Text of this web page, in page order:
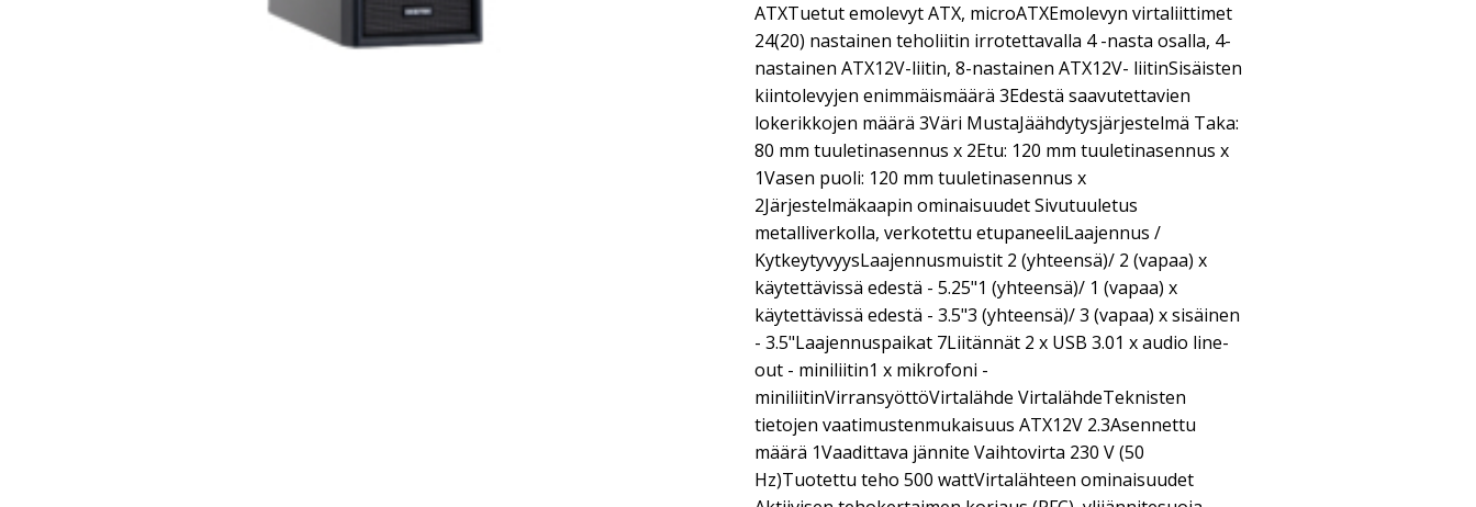
ATXTuetut emolevyt ATX, microATXEmolevyn virtaliittimet
24(20) nastainen teholiitin irrotettavalla 4 -nasta osalla, 4-
nastainen ATX12V-liitin, 8-nastainen ATX12V- liitinSisäisten
kiintolevyjen enimmäismäärä 3Edestä saavutettavien
lokerikkojen määrä 3Väri MustaJäähdytysjärjestelmä Taka:
80 mm tuuletinasennus x 2Etu: 120 mm tuuletinasennus x
1Vasen puoli: 120 mm tuuletinasennus x
2Järjestelmäkaapin ominaisuudet Sivutuuletus
metalliverkolla, verkotettu etupaneeliLaajennus /
KytkeytyvyysLaajennusmuistit 2 (yhteensä)/ 2 (vapaa) x
käytettävissä edestä - 5.25"1 (yhteensä)/ 1 (vapaa) x
käytettävissä edestä - 3.5"3 (yhteensä)/ 3 (vapaa) x sisäinen
- 3.5"Laajennuspaikat 7Liitännät 2 x USB 3.01 x audio line-
out - miniliitin1 x mikrofoni -
miniliitinVirransyöttöVirtalähde VirtalähdeTeknisten
tietojen vaatimustenmukaisuus ATX12V 2.3Asennettu
määrä 1Vaadittava jännite Vaihtovirta 230 V (50
Hz)Tuotettu teho 500 wattVirtalähteen ominaisuudet